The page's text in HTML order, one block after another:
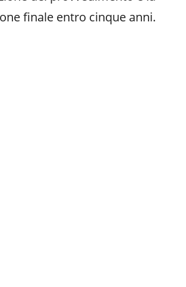
finale entro cinque anni.